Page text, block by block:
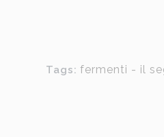
Tags: fermenti - il